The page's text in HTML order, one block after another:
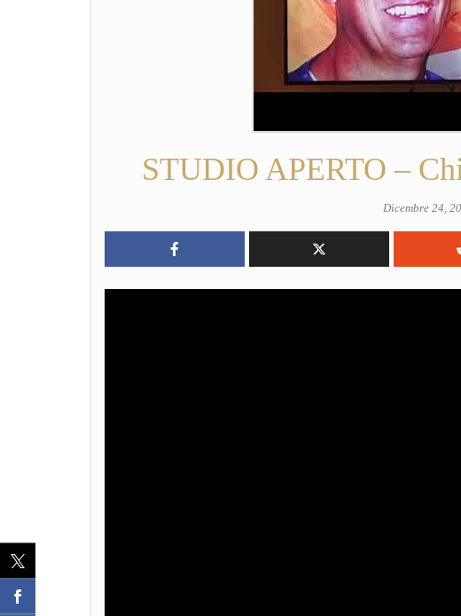
STUDIO APERTO –
Dicembre 24,